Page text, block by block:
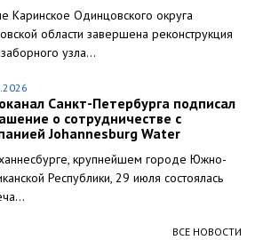
Каринское Одинцовского округа
области завершена реконструкция
узла...
Санкт-Петербурга подписал
о сотрудничестве с
Johannesburg Water
крупнейшем городе Южно-
Республики, 29 июля состоялась
ВСЕ НОВОСТИ